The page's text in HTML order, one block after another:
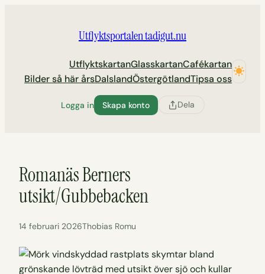
Utflyktsportalen tadigut.nu
UtflyktskartanGlasskartanCafékartan
Bilder så här årsDalslandÖstergötlandTipsa oss
Logga in Skapa konto Dela
Romanäs Berners
utsikt/Gubbebacken
14 februari 2026Thobias Romu